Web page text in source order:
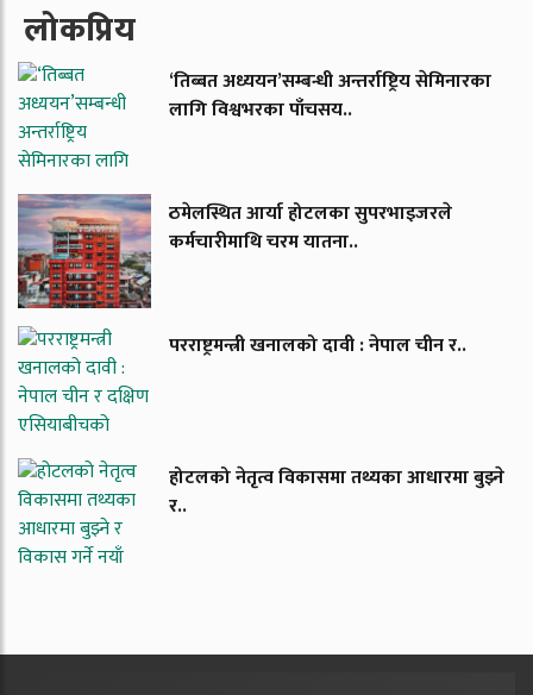
लाेकप्रिय
‘तिब्बत अध्ययन’सम्बन्धी अन्तर्राष्ट्रिय सेमिनारका
लागि विश्वभरका पाँचसय..
ठमेलस्थित आर्या होटलका सुपरभाइजरले
कर्मचारीमाथि चरम यातना..
परराष्ट्रमन्त्री खनालको दावी : नेपाल चीन र..
होटलको नेतृत्व विकासमा तथ्यका आधारमा बुझ्ने
र..